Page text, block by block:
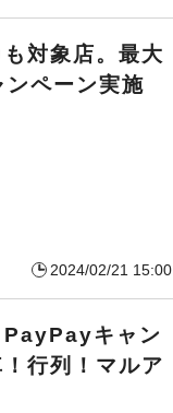
対象店。最大
ペーン実施
2024/02/21 15:00
PayPayキャン
行列！マルア